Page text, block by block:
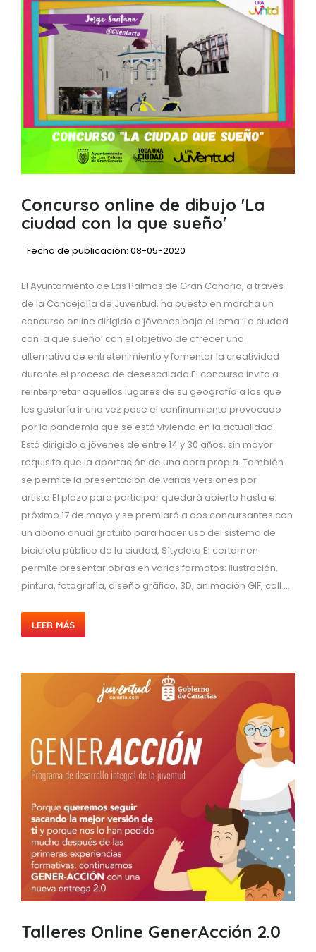
Concurso online de dibujo 'La
ciudad con la que sueño'
Fecha de publicación: 08-05-2020
El Ayuntamiento de Las Palmas de Gran Canaria, a través
de la Concejalía de Juventud, ha puesto en marcha un
concurso online dirigido a jóvenes bajo el lema ‘La ciudad
con la que sueño’ con el objetivo de ofrecer una
alternativa de entretenimiento y fomentar la creatividad
durante el proceso de desescalada.El concurso invita a
reinterpretar aquellos lugares de su geografía a los que
les gustaría ir una vez pase el confinamiento provocado
por la pandemia que se está viviendo en la actualidad.
Está dirigido a jóvenes de entre 14 y 30 años, sin mayor
requisito que la aportación de una obra propia. También
se permite la presentación de varias versiones por
artista.El plazo para participar quedará abierto hasta el
próximo 17 de mayo y se premiará a dos concursantes con
un abono anual gratuito para hacer uso del sistema de
bicicleta público de la ciudad, Sítycleta.El certamen
permite presentar obras en varios formatos: ilustración,
pintura, fotografía, diseño gráfico, 3D, animación GIF, coll ...
LEER MÁS
Talleres Online GenerAcción 2.0